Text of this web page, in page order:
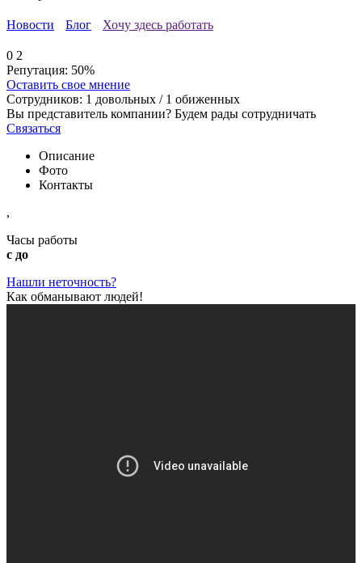
Новости Блог Хочу здесь работать
0 2
Репутация: 50%
Оставить свое мнение
Сотрудников: 1 довольных / 1 обиженных
Вы представитель компании? Будем рады сотрудничать
Связаться
Описание
Фото
Контакты
,
Часы работы
с до
Нашли неточность?
Как обманывают людей!